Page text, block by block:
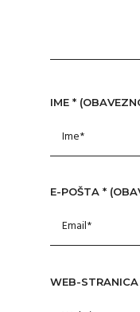
IME *
E-POŠTA *
WEB-STRANICA